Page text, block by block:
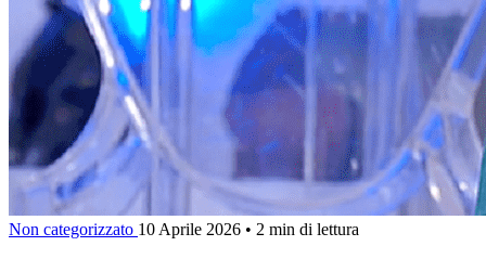
Non categorizzato 10 Aprile 2026 • 2 min di lettura